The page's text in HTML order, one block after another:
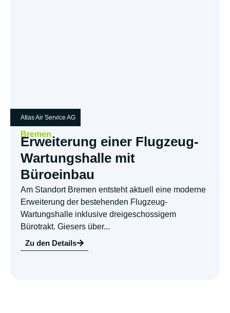
Atlas Air Service AG
Bremen
Erweiterung einer Flugzeug-
Wartungshalle mit
Büroeinbau
Am Standort Bremen entsteht aktuell eine moderne
Erweiterung der bestehenden Flugzeug-
Wartungshalle inklusive dreigeschossigem
Bürotrakt. Giesers über...
Zu den Details